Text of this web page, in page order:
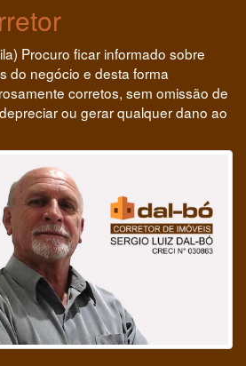
Procuro ficar informado sobre
do negócio e desta forma
corretos, sem omissão de
ou gerar qualquer dano ao